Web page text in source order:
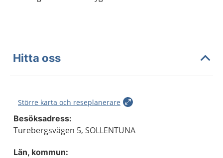
Hitta oss
Större karta och reseplanerare
Besöksadress:
Turebergsvägen 5, SOLLENTUNA
Län, kommun: